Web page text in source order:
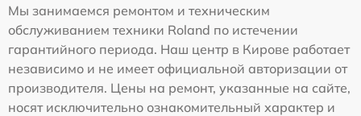
Мы занимаемся ремонтом и техническим
обслуживанием техники Roland по истечении
гарантийного периода. Наш центр в Кирове работает
независимо и не имеет официальной авторизации от
производителя. Цены на ремонт, указанные на сайте,
носят исключительно ознакомительный характер и